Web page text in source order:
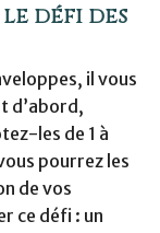
défi des
il vous
d’abord,
les de 1 à
pourrez les
de vos
ce défi : un